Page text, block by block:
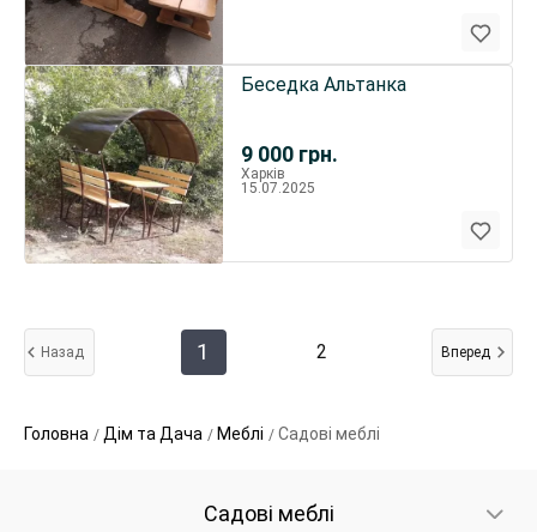
9 000 грн.
Беседка Альтанка
Харків
15.07.2025
Назад 1 2 Вперед
Головна Дім та Дача Меблі Садові меблі
Садові меблі